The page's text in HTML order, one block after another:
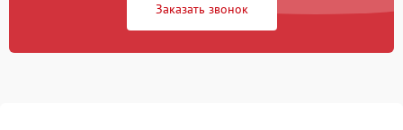
Заказать звонок